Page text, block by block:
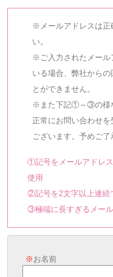
※メールアドレスは正
い。
※ご入力されたメール
いる場合、弊社からの
とができません。
※また下記①～③の様
正常にお問い合わせ
ございます。予めご了
①記号をメールアドレ
使用
②記号を2文字以上連続
③極端に長すぎるメー
※お名前